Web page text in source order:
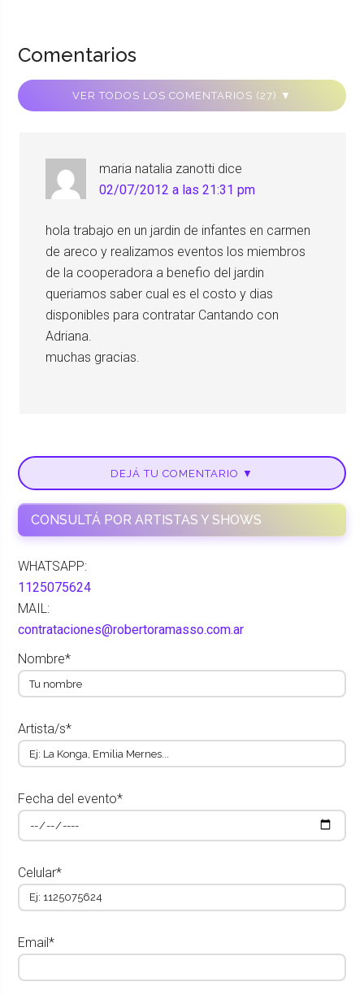
Comentarios
VER TODOS LOS COMENTARIOS (27) ▼
maria natalia zanotti dice
02/07/2012 a las 21:31 pm
hola trabajo en un jardin de infantes en carmen
de areco y realizamos eventos los miembros
de la cooperadora a benefio del jardin
queriamos saber cual es el costo y dias
disponibles para contratar Cantando con
Adriana.
muchas gracias.
DEJÁ TU COMENTARIO ▼
CONSULTÁ POR ARTISTAS Y SHOWS
WHATSAPP:
1125075624
MAIL:
contrataciones@robertoramasso.com.ar
Nombre*
Artista/s*
Fecha del evento*
Celular*
Email*